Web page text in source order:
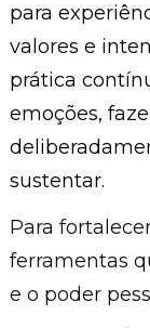
para
valores e
prática
emoções,
sustentar.
Para
ferramentas
e o poder